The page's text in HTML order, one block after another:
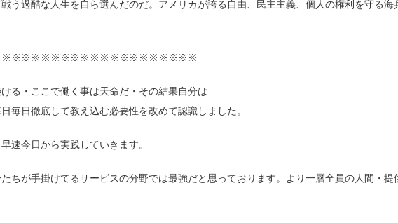
う過酷な人生を自ら選んだのだ。アメリカが誇る自由、民主主義、個人の権利を守る海
る・ここで働く事は天命だ・その結果自分は
毎日徹底して教え込む必要性を改めて認識しました。
速今日から実践していきます。
ちが手掛けてるサービスの分野では最強だと思っております。より一層全員の人間・提